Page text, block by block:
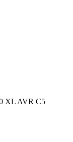
XL AVR C5